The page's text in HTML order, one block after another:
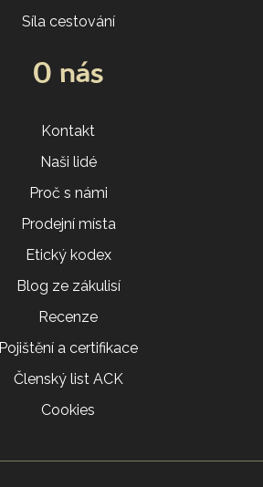
Síla cestování
O nás
Kontakt
Naši lidé
Proč s námi
Prodejní místa
Etický kodex
Blog ze zákulisí
Recenze
Pojištění a certifikace
Členský list ACK
Cookies